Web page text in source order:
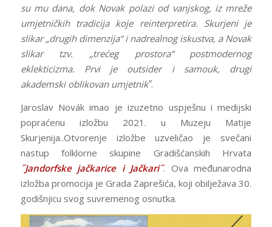
su mu dana, dok Novak polazi od vanjskog, iz mreže
umjetničkih tradicija koje reinterpretira. Skurjeni je
slikar „drugih dimenzija“ i nadrealnog iskustva, a Novak
slikar tzv. „trećeg prostora“ postmodernog
eklekticizma. Prvi je outsider i samouk, drugi
akademski oblikovan umjetnikˮ.
Jaroslav Novák imao je izuzetno uspješnu i medijski
popraćenu izložbu 2021. u Muzeju Matije
Skurjenija..Otvorenje izložbe uzveličao je svečani
nastup folklorne skupine Gradišćanskih Hrvata
˝Jandorfske jačkarice i Jačkari˝. Ova međunarodna
izložba promocija je Grada Zaprešića, koji obilježava 30.
godišnjicu svog suvremenog osnutka.